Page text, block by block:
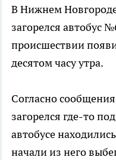
В Нижнем
загорелся автобус
происшествии
десятом часу утра.
Согласно
загорелся где-то
автобусе
начали из него